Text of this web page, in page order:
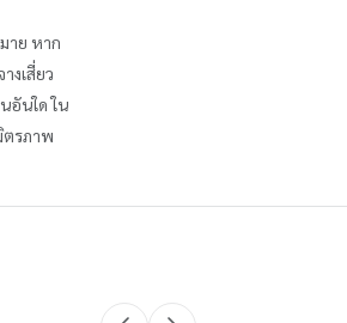
าย หาก
เสี่ยว
นใด ใน
ตรภาพ